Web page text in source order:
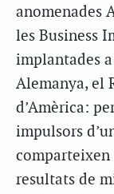
anomenades
les Business
implantades
Alemanya, el
d’Amèrica:
impulsors
comparteixen
resultats de